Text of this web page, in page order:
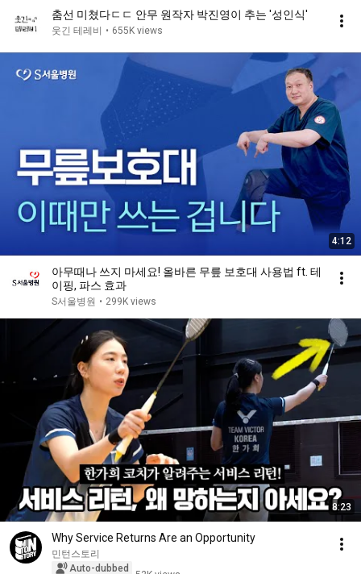
춤선 미쳤다ㄷㄷ 안무 원작자 박진영이 추는 ′성인식′
웃긴 테레비 • 655K views
4:12
아무때나 쓰지 마세요! 올바른 무릎 보호대 사용법 ft. 테
이핑, 파스 효과
S서울병원 • 299K views
8:23
Why Service Returns Are an Opportunity
민턴스토리
Auto-dubbed